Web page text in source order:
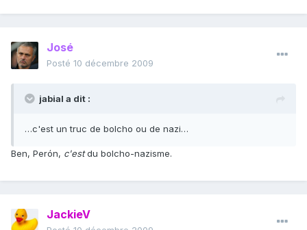
José
Posté 10 décembre 2009
jabial a dit :
…c'est un truc de bolcho ou de nazi…
Ben, Perón, c'estdu bolcho-nazisme.
JackieV